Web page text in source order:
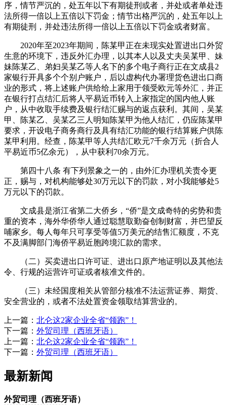
序，情节严沉的，处五年以下有期徒刑或者，并处或者单处违
法所得一倍以上五倍以下罚金；情节出格严沉的，处五年以上
有期徒刑，并处违法所得一倍以上五倍以下罚金或者财富。
2020年至2023年期间，陈某甲正在未现实处置进出口外贸
生意的环境下，违反外汇办理，以其本人以及丈夫吴某甲、妹
妹陈某乙、弟妇吴某乙等人名下的多个电子商行正在文成县2
家银行开具多个个别户账户，后以虚构代办署理货色进出口商
业的形式，将上述账户供给给上家用于领受欧元等外汇，并正
在银行打点结汇后将人平易近币转入上家指定的国内他人账
户，从中收取手续费及银行结汇赐与的返点获利。其间，吴某
甲、陈某乙、吴某乙三人明知陈某甲为他人结汇，仍应陈某甲
要求，开设电子商务商行及具有结汇功能的银行结算账户供陈
某甲利用。经查，陈某甲等人共结汇欧元7千余万元（折合人
平易近币5亿余元），从中获利70余万元。
第四十八条 有下列景象之一的，由外汇办理机关责令更
正，赐与，对机构能够处30万元以下的罚款，对小我能够处5
万元以下的罚款。
文成县是浙江省第二大侨乡，“侨”是文成奇特的劣势和贵
重的资本，海外华侨华人通过聪慧取勤奋创制财富，并巴望反
哺家乡。每人每年只可享受等值5万美元的结售汇额度，不克
不及满脚部门海侨平易近胞跨境汇款的需求。
（二）买卖进出口许可证、进出口原产地证明以及其他法
令、行规的运营许可证或者核准文件的。
（三）未经国度相关从管部分核准不法运营证券、期货、
安全营业的，或者不法处置资金领取结算营业的。
上一篇： 北仑这2家企业全省“领跑”！
下一篇： 外贸司理（西班牙语）
上一篇： 北仑这2家企业全省“领跑”！
下一篇： 外贸司理（西班牙语）
最新新闻
外贸司理（西班牙语）